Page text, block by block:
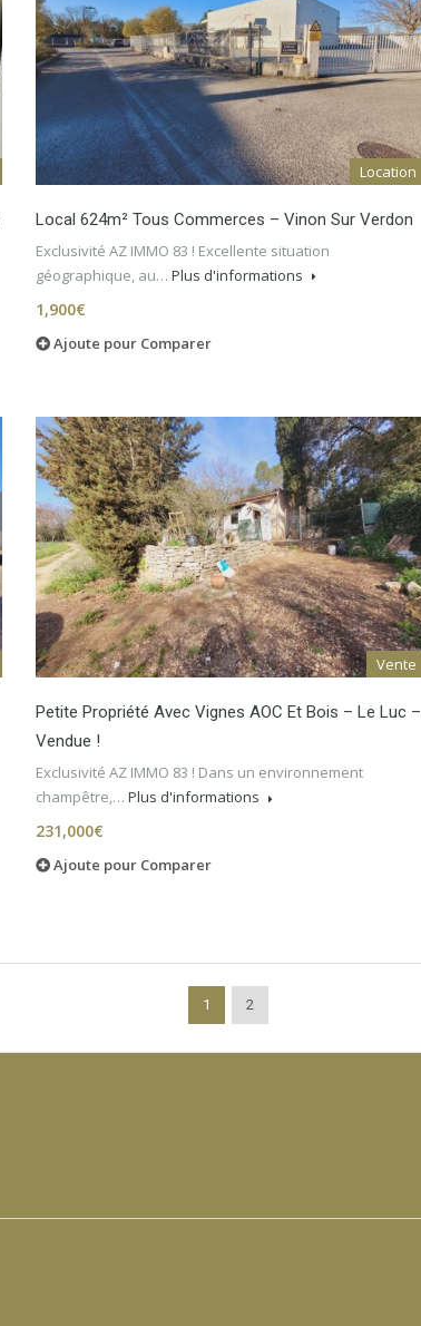
Location
Local 624m² Tous Commerces – Vinon Sur Verdon
Exclusivité AZ IMMO 83 ! Excellente situation
géographique, au… Plus d'informations
1,900€
Ajoute pour Comparer
Vente
Petite Propriété Avec Vignes AOC Et Bois – Le Luc –
Vendue !
Exclusivité AZ IMMO 83 ! Dans un environnement
champêtre,… Plus d'informations
231,000€
Ajoute pour Comparer
1 2